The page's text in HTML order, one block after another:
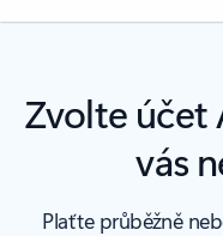
Zvolte účet
vás
Plaťte průběžně